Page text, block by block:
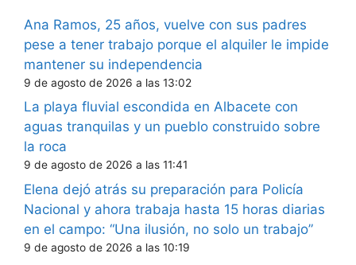
Ana Ramos, 25 años, vuelve con sus padres
pese a tener trabajo porque el alquiler le impide
mantener su independencia
9 de agosto de 2026 a las 13:02
La playa fluvial escondida en Albacete con
aguas tranquilas y un pueblo construido sobre
la roca
9 de agosto de 2026 a las 11:41
Elena dejó atrás su preparación para Policía
Nacional y ahora trabaja hasta 15 horas diarias
en el campo: “Una ilusión, no solo un trabajo”
9 de agosto de 2026 a las 10:19